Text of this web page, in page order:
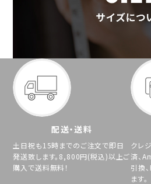
配送・送料
土日祝も15時までのご注文で即日
発送致します。8,800円(税込)以上ご
購入で送料無料！
クレ
済、
引換
ます。